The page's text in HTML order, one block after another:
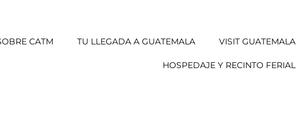
CATM TU LLEGADA A GUATEMALA VISIT GUATEMALA
HOSPEDAJE Y RECINTO FERIAL